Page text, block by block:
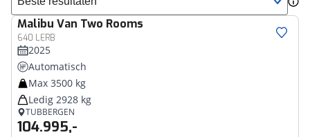
Sorteer resultaten
Malibu Van Two Rooms
640 LERB
2025
Automatisch
Max 3500 kg
Ledig 2928 kg
TUBBERGEN
104.995,-